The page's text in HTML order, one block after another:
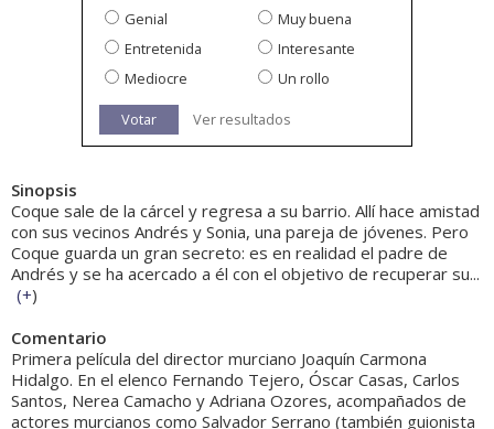
Genial
Muy buena
Entretenida
Interesante
Mediocre
Un rollo
Votar Ver resultados
Sinopsis
Coque sale de la cárcel y regresa a su barrio. Allí hace amistad
con sus vecinos Andrés y Sonia, una pareja de jóvenes. Pero
Coque guarda un gran secreto: es en realidad el padre de
Andrés y se ha acercado a él con el objetivo de recuperar su...
(+)
Comentario
Primera película del director murciano Joaquín Carmona
Hidalgo. En el elenco Fernando Tejero, Óscar Casas, Carlos
Santos, Nerea Camacho y Adriana Ozores, acompañados de
actores murcianos como Salvador Serrano (también guionista